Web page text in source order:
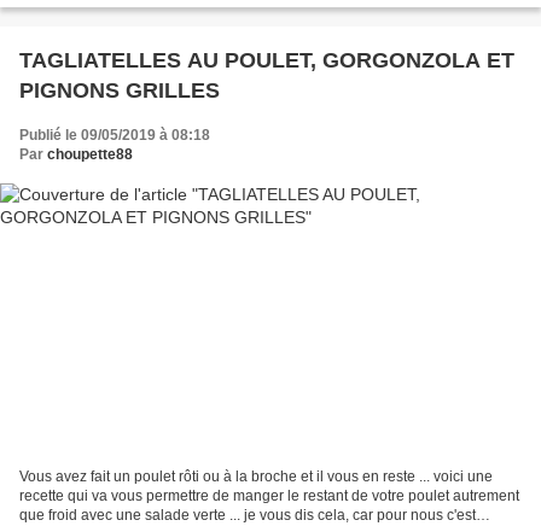
TAGLIATELLES AU POULET, GORGONZOLA ET
PIGNONS GRILLES
Publié le 09/05/2019 à 08:18
Par choupette88
Vous avez fait un poulet rôti ou à la broche et il vous en reste ... voici une
recette qui va vous permettre de manger le restant de votre poulet autrement
que froid avec une salade verte ... je vous dis cela, car pour nous c'est